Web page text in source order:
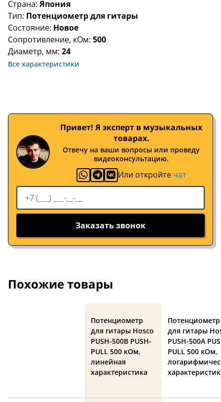
Страна: Япония
Тип: Потенциометр для гитары
Состояние: Новое
Сопротивление, кОм: 500
Диаметр, мм: 24
Все характеристики
Привет! Я эксперт в музыкальных
товарах.
Отвечу на ваши вопросы или проведу
видеоконсультацию.
Или откройте чат
Заказать звонок
Похожие товары
Потенциометр
для гитары Hosco
PUSH-500B PUSH-
PULL 500 кОм,
линейная
характеристика
Потенциометр
для гитары
PUSH-500A
PULL 500 кОм,